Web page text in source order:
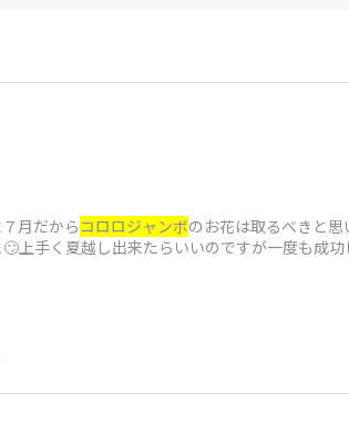
月だからコロロジャンボのお花は取るべきと
上手く夏越し出来たらいいのですが一度も成